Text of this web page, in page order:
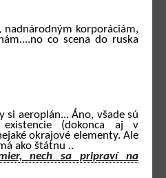
korporáciám,
co scena do ruska
si aeroplán... Áno, všade sú
(dokonca aj v
okrajové elementy. Ale
ako štátnu ..
nech sa pripraví na